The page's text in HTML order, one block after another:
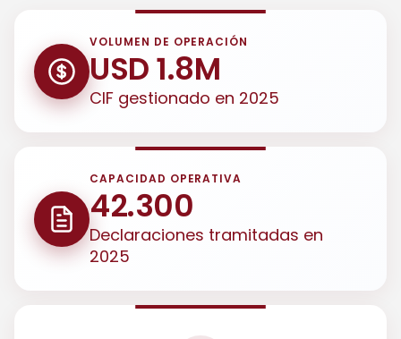
VOLUMEN DE OPERACIÓN
USD 1.8M
CIF gestionado en 2025
CAPACIDAD OPERATIVA
42.300
Declaraciones tramitadas en
2025